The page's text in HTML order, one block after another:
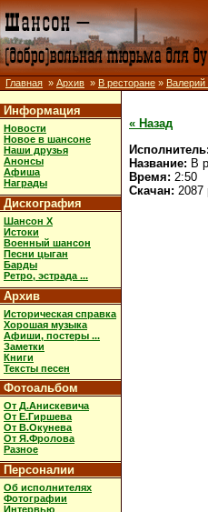
Главная » Архив » В ресторане » Валерий
Информация
Новости
Новое в шансоне
Наши друзья
Анонсы
Афиша
Награды
Дискография
Шансон X
Истоки
Военный шансон
Песни цыган
Барды
Ретро, эстрада ...
Архив
Историческая справка
Хорошая музыка
Афиши, постеры ...
Заметки
Книги
Тексты песен
Фотоальбом
От Д.Анискевича
От Е.Гиршева
От В.Окунева
От Я.Фролова
Разное
Персоналии
Об исполнителях
Фотографии
Интервью
« Назад
Исполнитель:
Название: В
Время: 2:50
Скачан: 2087